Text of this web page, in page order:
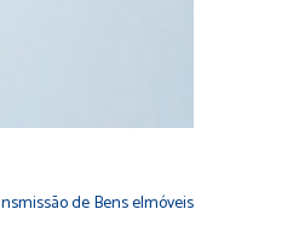
de Bens eImóveis